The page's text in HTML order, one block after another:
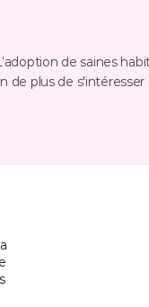
de saines
plus de